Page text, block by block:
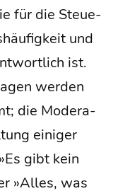
für die Steue­
und
ist.
wer­den
die Mode­ra­
eini­ger
gibt kein
»Alles, was